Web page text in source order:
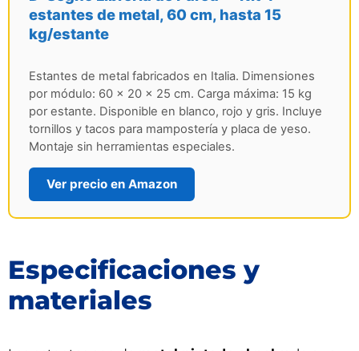
estantes de metal, 60 cm, hasta 15
kg/estante
Estantes de metal fabricados en Italia. Dimensiones
por módulo: 60 × 20 × 25 cm. Carga máxima: 15 kg
por estante. Disponible en blanco, rojo y gris. Incluye
tornillos y tacos para mampostería y placa de yeso.
Montaje sin herramientas especiales.
Ver precio en Amazon
Especificaciones y
materiales